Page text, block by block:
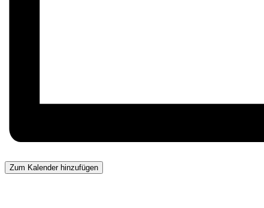
Zum Kalender hinzufügen